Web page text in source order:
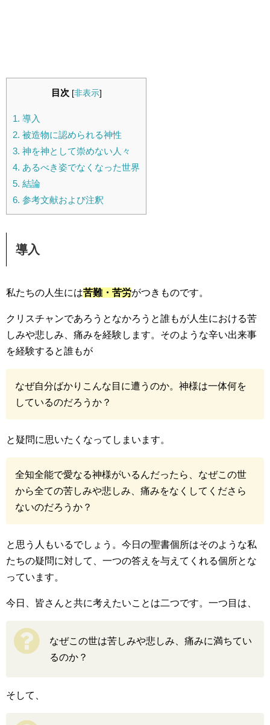
目次 [非表示]
1. 導入
2. 被造物に認められる神性
3. 神を神として崇めない人々
4. あるべき姿でなくなった世界
5. 結論
6. 参考文献および注釈
導入
私たちの人生には苦難・苦労がつきものです。
クリスチャンであろうとなかろうと誰もが人生における苦
しみや悲しみ、痛みを経験します。そのような辛い出来事
を経験すると誰もが
なぜ自分ばかりこんな目に遭うのか。神様は一体何を
しているのだろうか？
と疑問に思いたくなってしまいます。
全知全能で愛なる神様がいるんだったら、なぜこの世
から全ての苦しみや悲しみ、痛みをなくしてくださら
ないのだろうか？
と思う人もいるでしょう。今日の聖書個所はそのような私
たちの疑問に対して、一つの答えを与えてくれる個所とな
っています。
今日、皆さんと共に考えたいことは二つです。一つ目は、
なぜこの世は苦しみや悲しみ、痛みに満ちてい
るのか？
そして、